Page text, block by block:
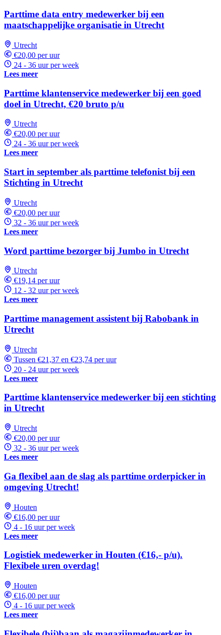
Parttime data entry medewerker bij een
maatschappelijke organisatie in Utrecht
Utrecht
€20,00 per uur
24 - 36 uur per week
Lees meer
Parttime klantenservice medewerker bij een goed
doel in Utrecht, €20 bruto p/u
Utrecht
€20,00 per uur
24 - 36 uur per week
Lees meer
Start in september als parttime telefonist bij een
Stichting in Utrecht
Utrecht
€20,00 per uur
32 - 36 uur per week
Lees meer
Word parttime bezorger bij Jumbo in Utrecht
Utrecht
€19,14 per uur
12 - 32 uur per week
Lees meer
Parttime management assistent bij Rabobank in
Utrecht
Utrecht
Tussen €21,37 en €23,74 per uur
20 - 24 uur per week
Lees meer
Parttime klantenservice medewerker bij een stichting
in Utrecht
Utrecht
€20,00 per uur
32 - 36 uur per week
Lees meer
Ga flexibel aan de slag als parttime orderpicker in
omgeving Utrecht!
Houten
€16,00 per uur
4 - 16 uur per week
Lees meer
Logistiek medewerker in Houten (€16,- p/u).
Flexibele uren overdag!
Houten
€16,00 per uur
4 - 16 uur per week
Lees meer